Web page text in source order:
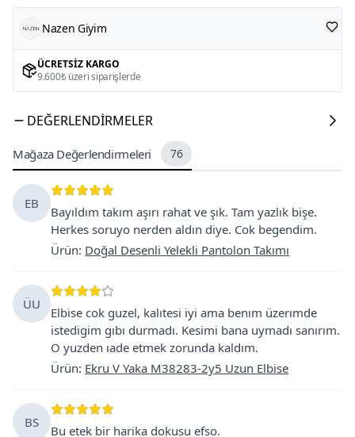
Nazen Giyim
ÜCRETSIZ KARGO
9.600₺ üzeri siparişlerde
DEĞERLENDIRMELER
Mağaza Değerlendirmeleri 76
EB
Bayıldım takım aşırı rahat ve şık. Tam yazlık bişe.
Herkes soruyo nerden aldın diye. Cok begendim.
Ürün: Doğal Desenli Yelekli Pantolon Takımı
ÜU
Elbise cok guzel, kalıtesi iyi ama benım üzerımde
istedigim gıbı durmadı. Kesimi bana uymadı sanırım.
O yuzden ıade etmek zorunda kaldım.
Ürün: Ekru V Yaka M38283-2y5 Uzun Elbise
BS
Bu etek bir harika dokusu efso.